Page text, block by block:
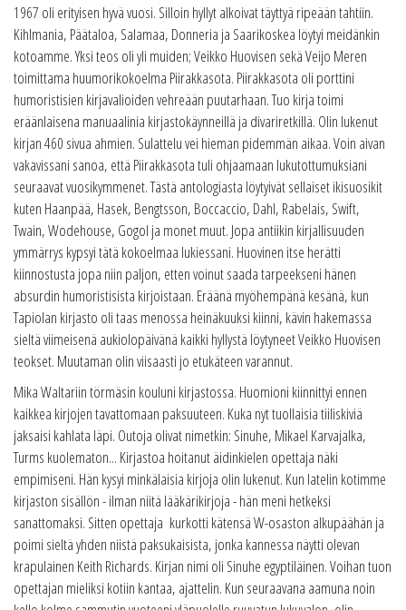
1967 oli erityisen hyvä vuosi. Silloin hyllyt alkoivat täyttyä ripeään tahtiin.
Kihlmania, Päätaloa, Salamaa, Donneria ja Saarikoskea löytyi meidänkin
kotoamme. Yksi teos oli yli muiden; Veikko Huovisen sekä Veijo Meren
toimittama huumorikokoelma Piirakkasota. Piirakkasota oli porttini
humoristisien kirjavalioiden vehreään puutarhaan. Tuo kirja toimi
eräänlaisena manuaalinia kirjastokäynneillä ja divariretkillä. Olin lukenut
kirjan 460 sivua ahmien. Sulattelu vei hieman pidemmän aikaa. Voin aivan
vakavissani sanoa, että Piirakkasota tuli ohjaamaan lukutottumuksiani
seuraavat vuosikymmenet. Tästä antologiasta löytyivät sellaiset ikisuosikit
kuten Haanpää, Hasek, Bengtsson, Boccaccio, Dahl, Rabelais, Swift,
Twain, Wodehouse, Gogol ja monet muut. Jopa antiikin kirjallisuuden
ymmärrys kypsyi tätä kokoelmaa lukiessani. Huovinen itse herätti
kiinnostusta jopa niin paljon, etten voinut saada tarpeekseni hänen
absurdin humoristisista kirjoistaan. Eräänä myöhempänä kesänä, kun
Tapiolan kirjasto oli taas menossa heinäkuuksi kiinni, kävin hakemassa
sieltä viimeisenä aukiolopäivänä kaikki hyllystä löytyneet Veikko Huovisen
teokset. Muutaman olin viisaasti jo etukäteen varannut.
Mika Waltariin törmäsin kouluni kirjastossa. Huomioni kiinnittyi ennen
kaikkea kirjojen tavattomaan paksuuteen. Kuka nyt tuollaisia tiiliskiviä
jaksaisi kahlata läpi. Outoja olivat nimetkin: Sinuhe, Mikael Karvajalka,
Turms kuolematon... Kirjastoa hoitanut äidinkielen opettaja näki
empimiseni. Hän kysyi minkälaisia kirjoja olin lukenut. Kun latelin kotimme
kirjaston sisällön - ilman niitä lääkärikirjoja - hän meni hetkeksi
sanattomaksi. Sitten opettaja kurkotti kätensä W-osaston alkupäähän ja
poimi sieltä yhden niistä paksukaisista, jonka kannessa näytti olevan
krapulainen Keith Richards. Kirjan nimi oli Sinuhe egyptiläinen. Voihan tuon
opettajan mieliksi kotiin kantaa, ajattelin. Kun seuraavana aamuna noin